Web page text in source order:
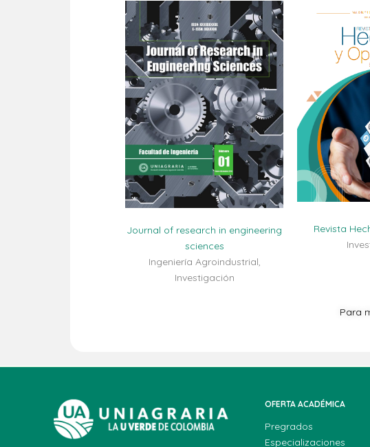
Journal of research in engineering
sciences
Ingeniería Agroindustrial,
Investigación
Revista
Para
OFERTA ACADÉMICA
Pregrados
Especializaciones